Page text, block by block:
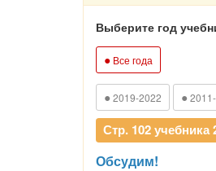
Выберите год
● Все года
● 2019-2022 ●
Стр. 102 учебника
Обсудим!